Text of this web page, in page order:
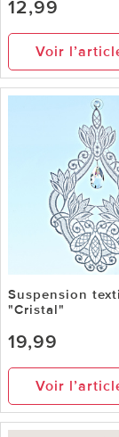
12,99
Voir
Suspension
"Cristal"
19,99
Voir